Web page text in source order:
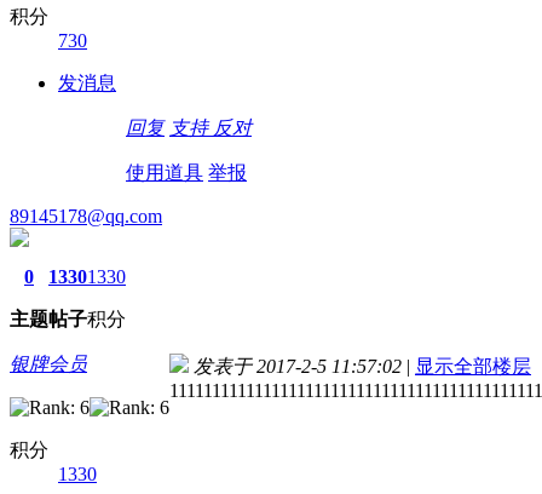
积分
730
发消息
回复 支持 反对
使用道具 举报
89145178@qq.com
0
主题
1330
帖子
1330
积分
银牌会员
积分
1330
发表于 2017-2-5 11:57:02 | 显示全部楼层